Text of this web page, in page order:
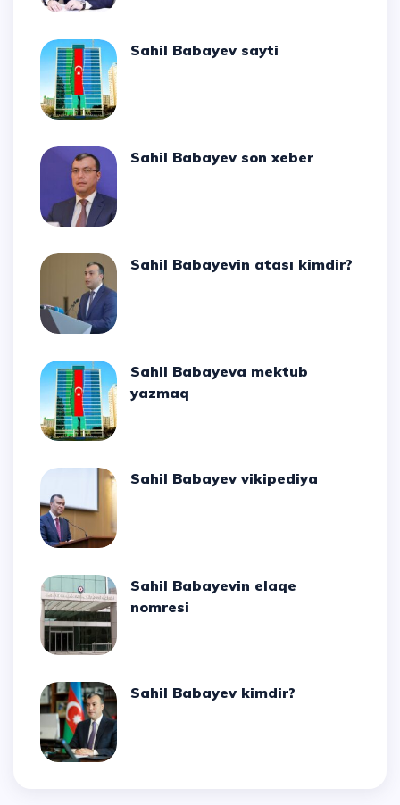
Sahil Babayev sayti
Sahil Babayev son xeber
Sahil Babayevin atası kimdir?
Sahil Babayeva mektub
yazmaq
Sahil Babayev vikipediya
Sahil Babayevin elaqe
nomresi
Sahil Babayev kimdir?